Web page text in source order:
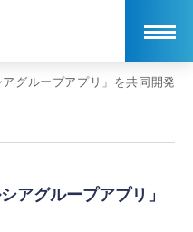
グループアプリ」を共同開発
アグループアプリ」